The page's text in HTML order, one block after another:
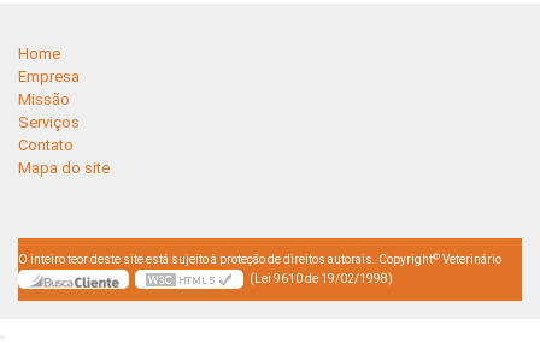
Home
Empresa
Missão
Serviços
Contato
Mapa do site
O inteiro teor deste site está sujeito à proteção de direitos autorais. Copyright© Veterinário
(Lei 9610 de 19/02/1998)